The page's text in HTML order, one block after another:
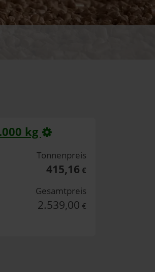
kg
Tonnenpreis
415,16 €
Gesamtpreis
2.539,00 €